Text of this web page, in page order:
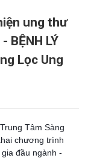
ung thư
BỆNH LÝ
Lọc Ung
Trung Tâm Sàng
chương trình
đầu ngành -